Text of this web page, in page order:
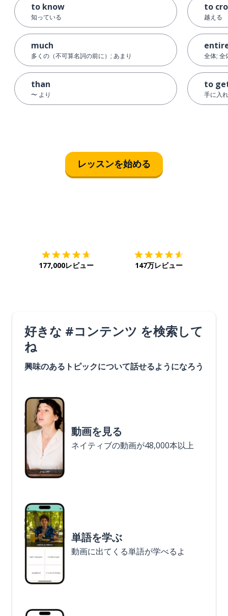
to know
知っている
much
多くの（不可算名詞の前に）; あまり
than
〜 より
to
越える
全体; 全
to
手に入
レッスンを始める
177,000レビュー 147万レビュー
好きな #コンテンツ を検索して
ね
興味のあるトピックについて話せるようになろう
動画を見る
ネイティブの動画が48,000本以上
単語を学ぶ
動画に出てくる単語が学べるよ